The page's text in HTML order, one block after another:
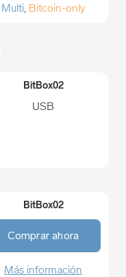
Multi Bitcoin-only
USB
Comprar ahora
Más información